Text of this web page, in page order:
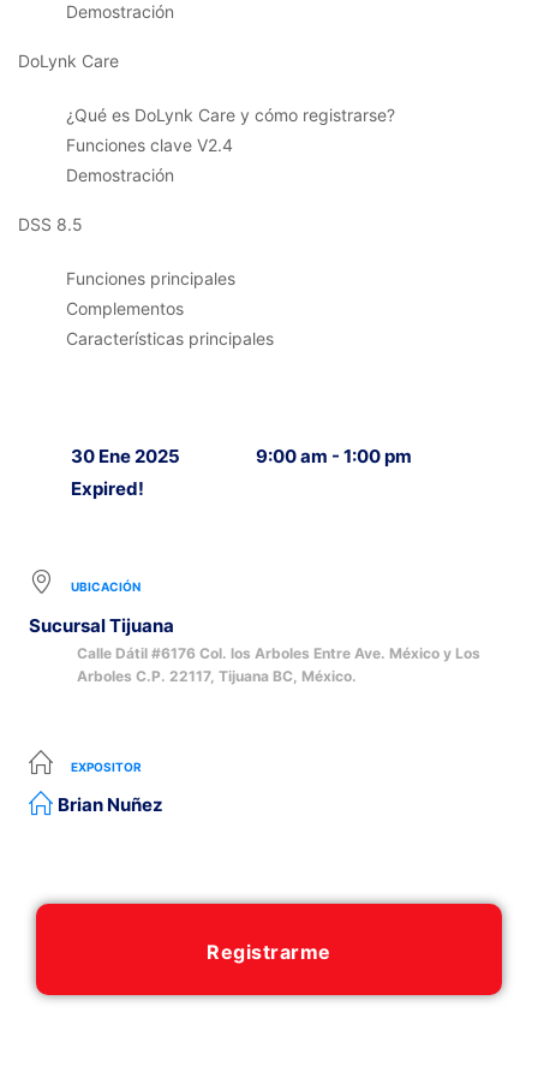
Demostración
DoLynk Care
¿Qué es DoLynk Care y cómo registrarse?
Funciones clave V2.4
Demostración
DSS 8.5
Funciones principales
Complementos
Características principales
30 Ene 2025
Expired!
9:00 am - 1:00 pm
UBICACIÓN
Sucursal Tijuana
Calle Dátil #6176 Col. los Arboles Entre Ave. México y Los
Arboles C.P. 22117, Tijuana BC, México.
EXPOSITOR
Brian Nuñez
Registrarme